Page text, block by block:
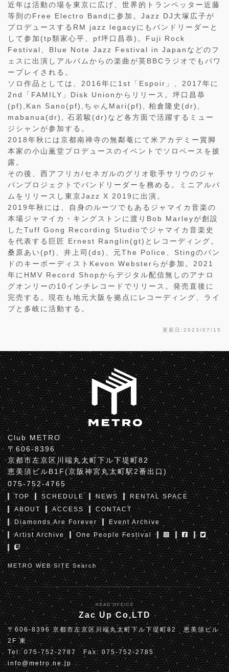
近年は活動の場を東京に広げ、世界的トランペッター近藤
等則のFree Electro Bandに参加。Jazz DJ大塚広子が
プロデュースするRM jazz legacyにもバンドリーダーと
して参加(tp類家心平、pf坪口昌恭)。Fuji Rock
Festival、Blue Note Jazz Festival in Japanなどのフ
ェスに出演しアルバムからの楽曲が英BBCラジオでもパワ
ープレイされる。
ソロ作品としては、2016年に1st「Espoir」、2017年に
2nd「FAMILY」Disk Unionからリリース。坪口昌恭
(pf),Kan Sano(pf),ちゃんMari(pf), 柏倉隆史(dr),
mabanua(dr), 石若駿(dr)など各方面で活躍するミュー
ジシャンが参加する。
2018年秋には京都南禅寺の無鄰菴にて米アカデミー賞脚
本家の小山薫堂プロデュースのイベントでソロベースを披
露。
その後、西アフリカ/セネガルのグリオ歌手サリウのジャ
パンプロジェクトでバンドリーダーを務める。ミニアルバ
ムをリリースし東京Jazz X 2019に出演。
2019年秋には、自身のルーツでもあるジャマイカ音楽の
本場ジャマイカ・キングストンに渡りBob Marleyが創設
したTuff Gong Recording Studioでジャマイカ音楽史
を代表する巨匠 Ernest Ranglin(gt)とレコーディング。
桑原あい(pf)、井上司(ds)、元The Police、Stingのバン
ドのキーボーディストKevon Websterらが参加。2021
年にHMV Record Shopからデジタル配信無しのアナロ
グオンリーの10インチレコードでリリース。発売直後に
完売する。現在も地元大阪を拠点にレコーディング、ライ
ブと多岐に活動する。
更新日:2023/07/15
Club METRO
〒606-8396
京都市左京区川端丸太町下ル下堤町82
恵美須ビルB1F(京阪神宮丸太町駅2番出口)
075-752-4765
TOP SCHEDULE NEWS
RENTAL SPACE
ABOUT
ACCESS
CONTACT
Diamonds Are Forever
Event Archive
Artist Archive
One People Festival
METRO WEB SITE Search
HEAD OFFICE
Zac Up Co,LTD
〒606-8396 京都市左京区川端丸太町下ル下堤町82 恵美須ビル
2F 東
Tel: 075-752-2787 Fax: 075-752-2785
info@metro.ne.jp